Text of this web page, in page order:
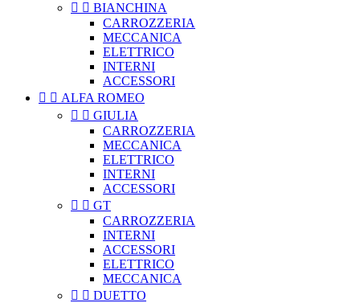
  BIANCHINA
CARROZZERIA
MECCANICA
ELETTRICO
INTERNI
ACCESSORI
  ALFA ROMEO
  GIULIA
CARROZZERIA
MECCANICA
ELETTRICO
INTERNI
ACCESSORI
  GT
CARROZZERIA
INTERNI
ACCESSORI
ELETTRICO
MECCANICA
  DUETTO